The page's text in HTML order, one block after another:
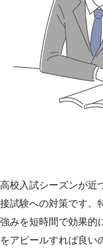
高校入試シーズンが近
接試験への対策です。
強みを短時間で効果的
をアピールすれば良い